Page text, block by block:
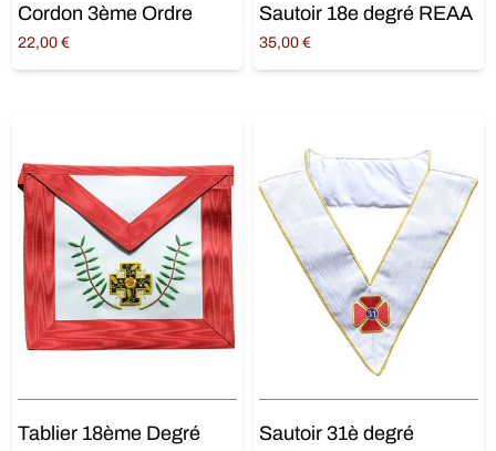
Cordon 3ème Ordre
22,00 €
Ajouter au panier
Sautoir 18e degré REAA
35,00 €
Ajouter au panier
Tablier 18ème Degré Sautoir 31è degré